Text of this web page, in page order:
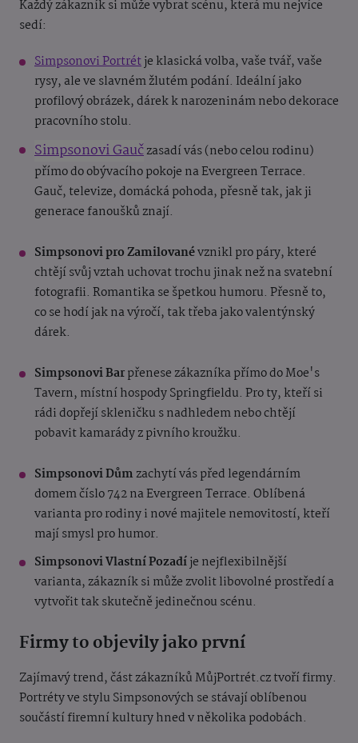
Každý zákazník si může vybrat scénu, která mu nejvíce
sedí:
Simpsonovi Portrétje klasická volba, vaše tvář, vaše
rysy, ale ve slavném žlutém podání. Ideální jako
profilový obrázek, dárek k narozeninám nebo dekorace
pracovního stolu.
Simpsonovi Gaučzasadí vás (nebo celou rodinu)
přímo do obývacího pokoje na Evergreen Terrace.
Gauč, televize, domácká pohoda, přesně tak, jak ji
generace fanoušků znají.
Simpsonovi pro Zamilovanévznikl pro páry, které
chtějí svůj vztah uchovat trochu jinak než na svatební
fotografii. Romantika se špetkou humoru. Přesně to,
co se hodí jak na výročí, tak třeba jako valentýnský
dárek.
Simpsonovi Barpřenese zákazníka přímo do Moe's
Tavern, místní hospody Springfieldu. Pro ty, kteří si
rádi dopřejí skleničku s nadhledem nebo chtějí
pobavit kamarády z pivního kroužku.
Simpsonovi Důmzachytí vás před legendárním
domem číslo 742 na Evergreen Terrace. Oblíbená
varianta pro rodiny i nové majitele nemovitostí, kteří
mají smysl pro humor.
Simpsonovi Vlastní Pozadíje nejflexibilnější
varianta, zákazník si může zvolit libovolné prostředí a
vytvořit tak skutečně jedinečnou scénu.
Firmy to objevily jako první
Zajímavý trend, část zákazníků MůjPortrét.cz tvoří firmy.
Portréty ve stylu Simpsonových se stávají oblíbenou
součástí firemní kultury hned v několika podobách.